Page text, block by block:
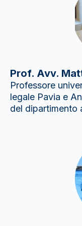
Prof. Avv.
Professore
legale Pavia e
del dipartimento